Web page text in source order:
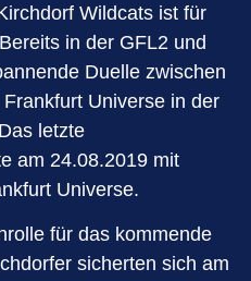
Wildcats ist für
in der GFL2 und
Duelle zwischen
Universe in der
letzte
am 24.08.2019 mit
Universe.
für das kommende
sicherten sich am